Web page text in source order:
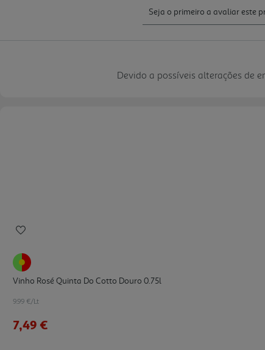
Devido a possíveis alterações de
Vinho Rosé Quinta Do Cotto Douro 0.75l
9.99 €/Lt
7,49 €